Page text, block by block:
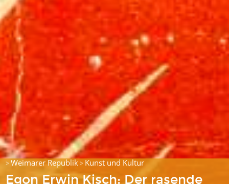
>Weimarer Republik> Kunst und Kultur
Egon Erwin Kisch: Der rasende